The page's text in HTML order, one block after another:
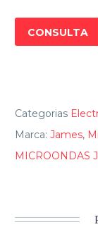
CONSULTA
Categorias
Marca: James,
MICROONDAS